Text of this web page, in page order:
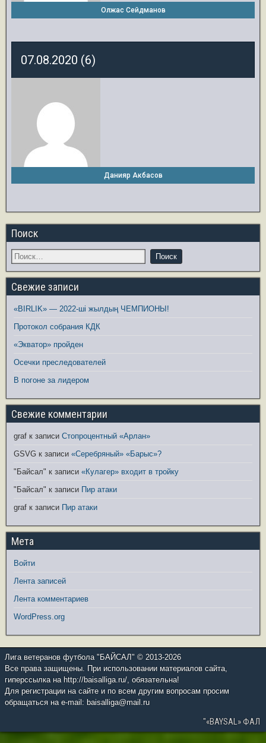
Олжас Сейдманов
07.08.2020 (6)
Данияр Акбасов
Поиск
Свежие записи
«BIRLIK» — 2022-ші жылдың ЧЕМПИОНЫ!
Протокол собрания КДК
«Экватор» пройден
Осечки преследователей
В погоне за лидером
Свежие комментарии
graf к записи Стопроцентный «Арлан»
GSVG к записи «Серебряный» «Барыс»?
"Байсал" к записи «Кулагер» входит в тройку
"Байсал" к записи Пир атаки
graf к записи Пир атаки
Мета
Войти
Лента записей
Лента комментариев
WordPress.org
Лига ветеранов футбола "БАЙСАЛ" © 2013-2026
Все права защищены. При использовании материалов сайта,
гиперссылка на http://baisalliga.ru/, обязательна!
Для регистрации на сайте и по всем другим вопросам просим
обращаться на e-mail: baisalliga@mail.ru
"«BAYSAL» ФАЛ